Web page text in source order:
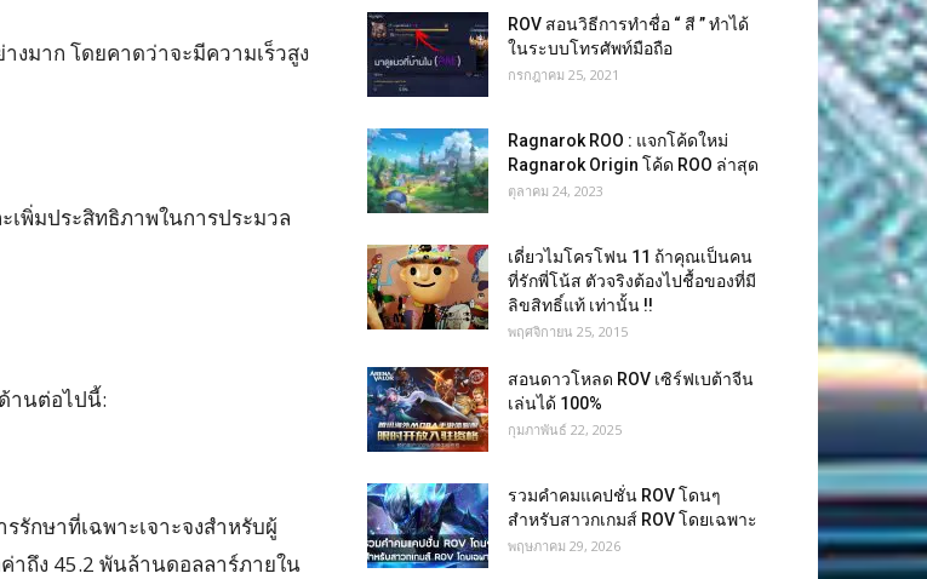
งมาก โดยคาดว่าจะมีความเร็วสูง
เพิ่มประสิทธิภาพในการประมวล
านต่อไปนี้:
รักษาที่เฉพาะเจาะจงสำหรับผู้
ถึง 45.2 พันล้านดอลลาร์ภายใน
ROV สอนวิธีการทำชื่อ “ สี ” ทำได้
ในระบบโทรศัพท์มือถือ
กรกฎาคม 25, 2021
Ragnarok ROO : แจกโค้ดใหม่
Ragnarok Origin โค้ด ROO ล่าสุด
ตุลาคม 24, 2023
เดี่ยวไมโครโฟน 11 ถ้าคุณเป็นคน
ที่รักพี่โน้ส ตัวจริงต้องไปชื้อของที่มี
ลิขสิทธิ์แท้ เท่านั้น !!
พฤศจิกายน 25, 2015
สอนดาวโหลด ROV เซิร์ฟเบต้าจีน
เล่นได้ 100%
กุมภาพันธ์ 22, 2025
รวมคำคมแคปชั่น ROV โดนๆ
สำหรับสาวกเกมส์ ROV โดยเฉพาะ
พฤษภาคม 29, 2026